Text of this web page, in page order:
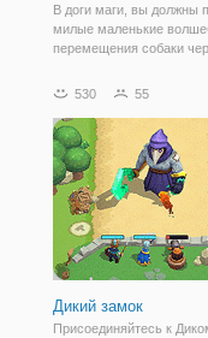
В доги маги, вы должны
милые маленькие
перемещения собаки
населенных странными
слизни и пчелы, синие
злые роботы. Хоп на
530 55
Дикий замок
Присоединяйтесь к